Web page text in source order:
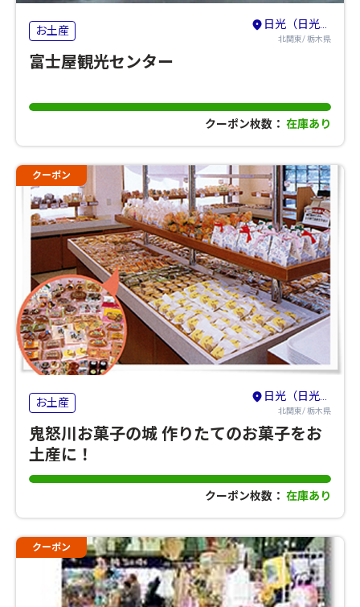
お土産 日光（日光・鬼怒川・湯西川・今市・足尾）
北関東/ 栃木県
富士屋観光センター
クーポン枚数： 在庫あり
クーポン
お土産 日光（日光・鬼怒川・湯西川・今市・足尾）
北関東/ 栃木県
鬼怒川お菓子の城 作りたてのお菓子をお
土産に！
クーポン枚数： 在庫あり
クーポン